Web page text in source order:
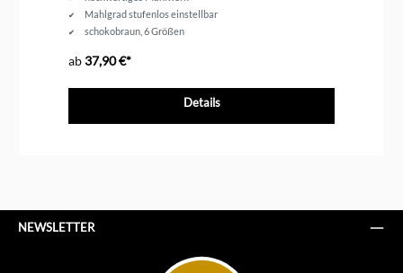
Mahlgrad stufenlos einstellbar
schokobraun, 6 Größen
ab37,90 €*
Details
NEWSLETTER